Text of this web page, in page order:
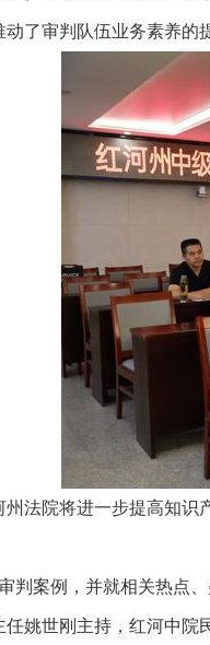
了审判队伍业务素养的
院将进一步提高知识
案例，并就相关热点、
世刚主持，红河中院